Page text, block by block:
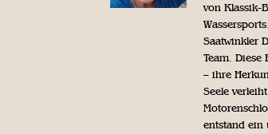
von Klassik-
Saatwinkler
Team.
– ihre
Seele
entstand ein